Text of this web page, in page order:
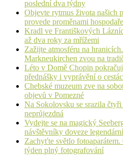
poslední dva týdny
Objevte rytmus života
provede proměnami
Kradl ve Františkových
až dva roky za mřížemi
Zažijte atmosféru na
Markneukirchen zvou na
Léto v Domě Chopin
přednášky i vyprávění o
Chebské muzeum zve na
objevů v Pomezné
Na Sokolovsku se srazila
neprůjezdná
Vydejte se na magický
návštěvníky doveze
Zachyťte světlo
týden plný fotografování